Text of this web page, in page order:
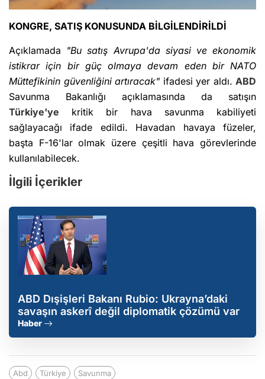
KONGRE, SATIŞ KONUSUNDA BİLGİLENDİRİLDİ
Açıklamada "Bu satış Avrupa'da siyasi ve ekonomik
istikrar için bir güç olmaya devam eden bir NATO
Müttefikinin güvenliğini artıracak" ifadesi yer aldı. ABD
Savunma Bakanlığı açıklamasında da satışın
Türkiye'ye kritik bir hava savunma kabiliyeti
sağlayacağı ifade edildi. Havadan havaya füzeler,
başta F-16'lar olmak üzere çeşitli hava görevlerinde
kullanılabilecek.
İlgili İçerikler
ABD Dışişleri Bakanı Rubio: Ukrayna’daki
savaşın askerî değil diplomatik çözümü var
Haber
Abd Türkiye Savunma